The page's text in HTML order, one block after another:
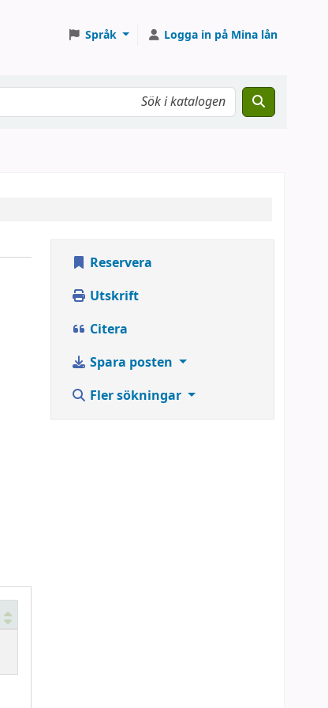
Språk Logga in på Mina lån
Reservera
Utskrift
Citera
Spara posten
Fler sökningar